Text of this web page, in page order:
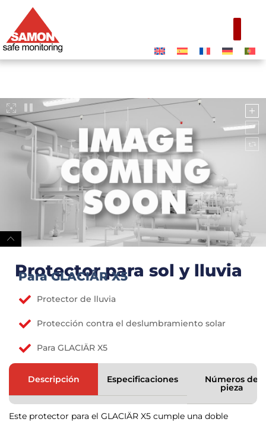
Protector para sol y lluvia
Para GLACIÄR X5
Protector de lluvia
Protección contra el deslumbramiento solar
Para GLACIÄR X5
Descripción Especificaciones Números de
pieza
Este protector para el GLACIÄR X5 cumple una doble